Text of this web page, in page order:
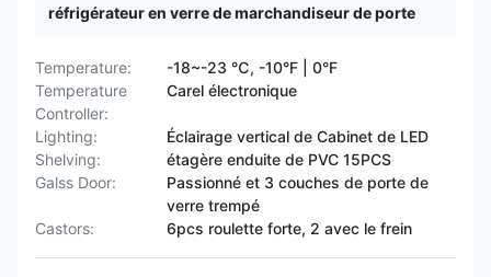
réfrigérateur en verre de marchandiseur de porte
Temperature:
-18~-23 ℃, -10°F | 0°F
Temperature
Controller:
Carel électronique
Lighting:
Éclairage vertical de Cabinet de LED
Shelving:
étagère enduite de PVC 15PCS
Galss Door:
Passionné et 3 couches de porte de
verre trempé
Castors:
6pcs roulette forte, 2 avec le frein